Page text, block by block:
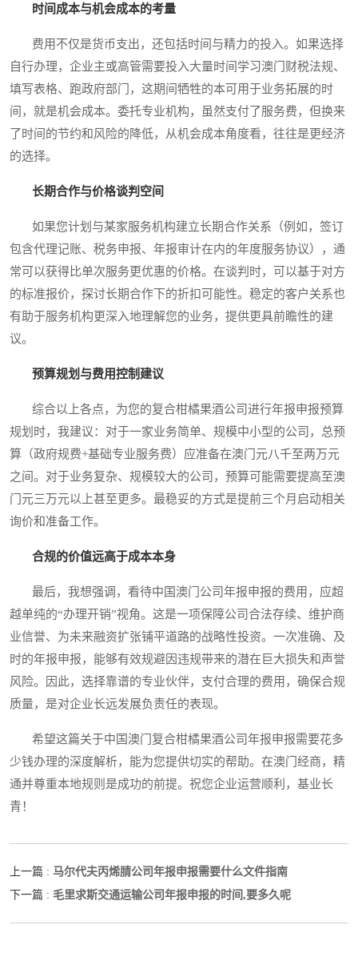
时间成本与机会成本的考量
费用不仅是货币支出，还包括时间与精力的投入。如果选择
自行办理，企业主或高管需要投入大量时间学习澳门财税法规、
填写表格、跑政府部门，这期间牺牲的本可用于业务拓展的时
间，就是机会成本。委托专业机构，虽然支付了服务费，但换来
了时间的节约和风险的降低，从机会成本角度看，往往是更经济
的选择。
长期合作与价格谈判空间
如果您计划与某家服务机构建立长期合作关系（例如，签订
包含代理记账、税务申报、年报审计在内的年度服务协议），通
常可以获得比单次服务更优惠的价格。在谈判时，可以基于对方
的标准报价，探讨长期合作下的折扣可能性。稳定的客户关系也
有助于服务机构更深入地理解您的业务，提供更具前瞻性的建
议。
预算规划与费用控制建议
综合以上各点，为您的复合柑橘果酒公司进行年报申报预算
规划时，我建议：对于一家业务简单、规模中小型的公司，总预
算（政府规费+基础专业服务费）应准备在澳门元八千至两万元
之间。对于业务复杂、规模较大的公司，预算可能需要提高至澳
门元三万元以上甚至更多。最稳妥的方式是提前三个月启动相关
询价和准备工作。
合规的价值远高于成本本身
最后，我想强调，看待中国澳门公司年报申报的费用，应超
越单纯的“办理开销”视角。这是一项保障公司合法存续、维护商
业信誉、为未来融资扩张铺平道路的战略性投资。一次准确、及
时的年报申报，能够有效规避因违规带来的潜在巨大损失和声誉
风险。因此，选择靠谱的专业伙伴，支付合理的费用，确保合规
质量，是对企业长远发展负责任的表现。
希望这篇关于中国澳门复合柑橘果酒公司年报申报需要花多
少钱办理的深度解析，能为您提供切实的帮助。在澳门经商，精
通并尊重本地规则是成功的前提。祝您企业运营顺利，基业长
青！
上一篇 : 马尔代夫丙烯腈公司年报申报需要什么文件指南
下一篇 : 毛里求斯交通运输公司年报申报的时间,要多久呢